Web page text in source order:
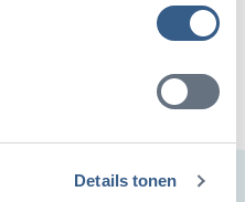
Details tonen
Deel op WhatsApp
Kopieer link